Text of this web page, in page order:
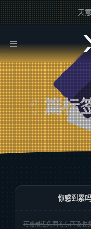
天
1篇标
你感到累
可能最近负面的东西吸收